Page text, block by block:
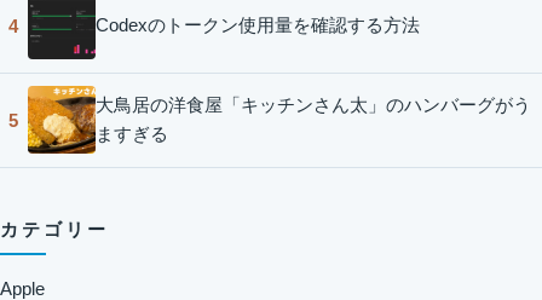
4 Codexのトークン使用量を確認する方法
5
大鳥居の洋食屋「キッチンさん太」のハンバーグがう
ますぎる
カテゴリー
Apple